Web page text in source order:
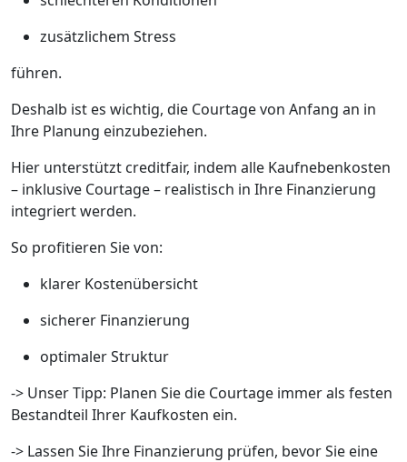
zusätzlichem Stress
führen.
Deshalb ist es wichtig, die Courtage von Anfang an in
Ihre Planung einzubeziehen.
Hier unterstützt creditfair, indem alle Kaufnebenkosten
– inklusive Courtage – realistisch in Ihre Finanzierung
integriert werden.
So profitieren Sie von:
klarer Kostenübersicht
sicherer Finanzierung
optimaler Struktur
-> Unser Tipp: Planen Sie die Courtage immer als festen
Bestandteil Ihrer Kaufkosten ein.
-> Lassen Sie Ihre Finanzierung prüfen, bevor Sie eine